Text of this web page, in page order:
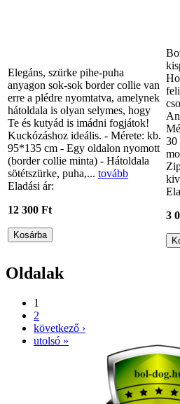
Elegáns, szürke pihe-puha
anyagon sok-sok border collie van
erre a plédre nyomtatva, amelynek
hátoldala is olyan selymes, hogy
Te és kutyád is imádni fogjátok!
Kuckózáshoz ideális. - Mérete: kb.
95*135 cm - Egy oldalon nyomott
(border collie minta) - Hátoldala
sötétszürke, puha,... tovább
Eladási ár:
12 300 Ft
30
3
Oldalak
1
2
következő ›
utolsó »